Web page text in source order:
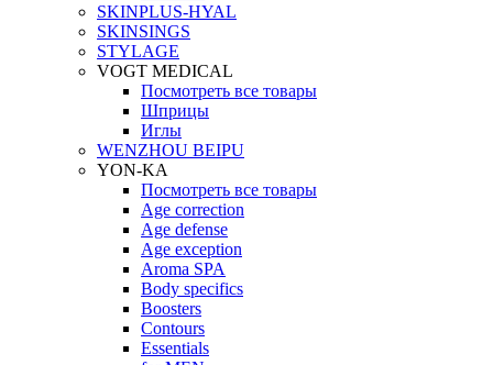
SKINPLUS-HYAL
SKINSINGS
STYLAGE
VOGT MEDICAL
Посмотреть все товары
Шприцы
Иглы
WENZHOU BEIPU
YON-KA
Посмотреть все товары
Age correction
Age defense
Age exception
Aroma SPA
Body specifics
Boosters
Contours
Essentials